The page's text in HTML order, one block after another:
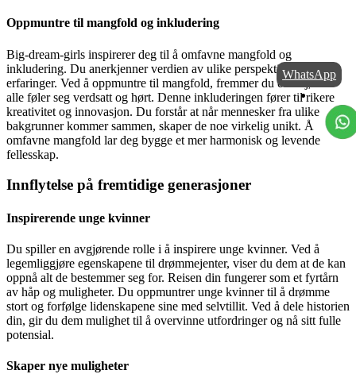
Oppmuntre til mangfold og inkludering
Big-dream-girls inspirerer deg til å omfavne mangfold og
inkludering. Du anerkjenner verdien av ulike perspektiver og
erfaringer. Ved å oppmuntre til mangfold, fremmer du et miljø der
alle føler seg verdsatt og hørt. Denne inkluderingen fører til rikere
kreativitet og innovasjon. Du forstår at når mennesker fra ulike
bakgrunner kommer sammen, skaper de noe virkelig unikt. Å
omfavne mangfold lar deg bygge et mer harmonisk og levende
fellesskap.
Innflytelse på fremtidige generasjoner
Inspirerende unge kvinner
Du spiller en avgjørende rolle i å inspirere unge kvinner. Ved å
legemliggjøre egenskapene til drømmejenter, viser du dem at de kan
oppnå alt de bestemmer seg for. Reisen din fungerer som et fyrtårn
av håp og muligheter. Du oppmuntrer unge kvinner til å drømme
stort og forfølge lidenskapene sine med selvtillit. Ved å dele historien
din, gir du dem mulighet til å overvinne utfordringer og nå sitt fulle
potensial.
Skaper nye muligheter
WhatsApp